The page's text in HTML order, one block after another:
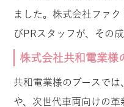
ました。株式会社ファ
びPRスタッフが、その
株式会社共和電業様
共和電業様のブースで
や、次世代車両向けの